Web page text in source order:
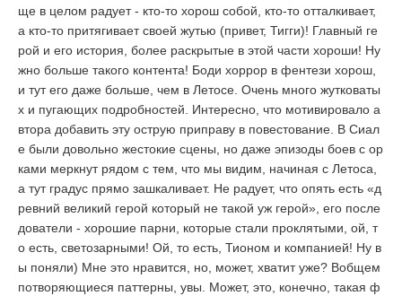
ще в целом радует - кто-то хорош собой, кто-то отталкивает,
а кто-то притягивает своей жутью (привет, Тигги)! Главный ге
рой и его история, более раскрытые в этой части хороши! Ну
жно больше такого контента! Боди хоррор в фентези хорош,
и тут его даже больше, чем в Летосе. Очень много жутковаты
х и пугающих подробностей. Интересно, что мотивировало а
втора добавить эту острую приправу в повестование. В Сиал
е были довольно жестокие сцены, но даже эпизоды боев с ор
ками меркнут рядом с тем, что мы видим, начиная с Летоса,
а тут градус прямо зашкаливает. Не радует, что опять есть «д
ревний великий герой который не такой уж герой», его после
дователи - хорошие парни, которые стали проклятыми, ой, т
о есть, светозарными! Ой, то есть, Тионом и компанией! Ну в
ы поняли) Мне это нравится, но, может, хватит уже? Вобщем
потворяющиеся паттерны, увы. Может, это, конечно, такая ф